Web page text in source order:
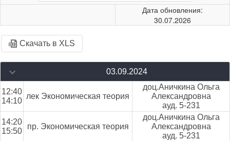
Дата обновления:
30.07.2026
Скачать в XLS
03.09.2024
12:40
14:10
лек Экономическая теория
доц.Аничкина Ольга
Александровна
ауд. 5-231
14:20
15:50
пр. Экономическая теория
доц.Аничкина Ольга
Александровна
ауд. 5-231